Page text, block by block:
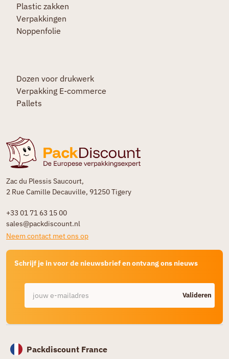
Zac du Plessis Saucourt,
2 Rue Camille Decauville, 91250 Tigery
+33 01 71 63 15 00
sales@packdiscount.nl
Neem contact met ons op
Schrijf je in voor de nieuwsbrief en ontvang ons nieuws
Valideren
Plastic zakken
Verpakkingen
Noppenfolie
Dozen voor drukwerk
Verpakking E-commerce
Pallets
Packdiscount France